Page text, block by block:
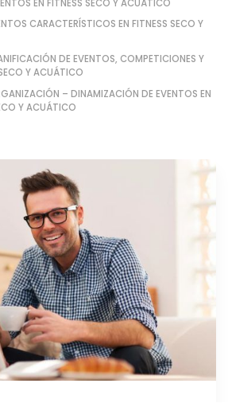
EN FITNESS SECO Y ACUÁTICO
CARACTERÍSTICOS EN FITNESS SECO Y
DE EVENTOS, COMPETICIONES Y
Y ACUÁTICO
– DINAMIZACIÓN DE EVENTOS EN
Y ACUÁTICO